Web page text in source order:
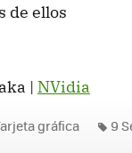
de ellos
| NVidia
gráfica 9